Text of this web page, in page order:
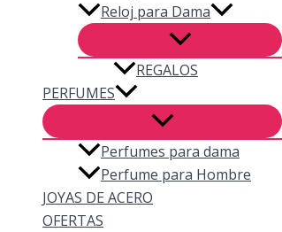
Reloj para Dama
REGALOS
PERFUMES
Perfumes para dama
Perfume para Hombre
JOYAS DE ACERO
OFERTAS